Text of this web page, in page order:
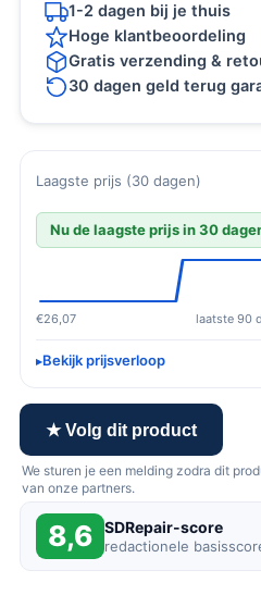
1-2 dagen bij je thuis
Hoge klantbeoordeling
Gratis verzending &
30 dagen geld terug
Laagste prijs (30 dagen)
Nu de laagste prijs in 30
€26,07 laatste 90
Bekijk prijsverloop
★ Volg dit product
We sturen je een melding zodra dit
van onze partners.
8,6 SDRepair-score
redactionele